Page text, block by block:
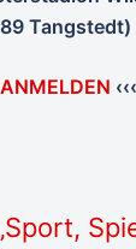
Tangstedt)